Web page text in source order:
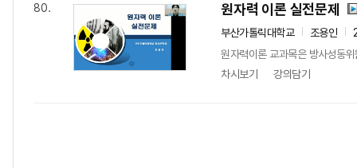
80. 원자력 이론 실전문제
부산가톨릭대학교 조용인
원자력이론 교과목은 방사성동
차시보기
강의담기